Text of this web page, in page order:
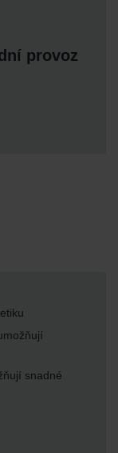
provoz
snadné